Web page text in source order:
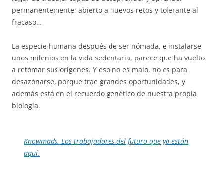
permanentemente; abierto a nuevos retos y tolerante al
fracaso…
La especie humana después de ser nómada, e instalarse
unos milenios en la vida sedentaria, parece que ha vuelto
a retomar sus orígenes. Y eso no es malo, no es para
desazonarse, porque trae grandes oportunidades, y
además está en el recuerdo genético de nuestra propia
biología.
Knowmads. Los trabajadores del futuro que ya están
aquí.